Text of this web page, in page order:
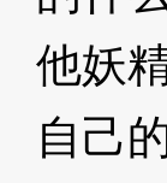
他妖
自己